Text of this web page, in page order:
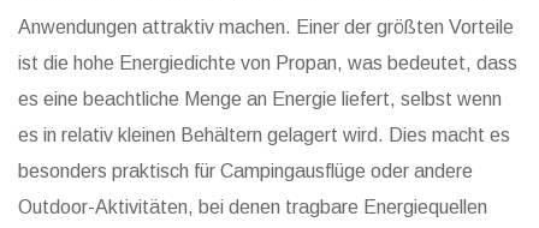
Anwendungen attraktiv machen. Einer der größten Vorteile
ist die hohe Energiedichte von Propan, was bedeutet, dass
es eine beachtliche Menge an Energie liefert, selbst wenn
es in relativ kleinen Behältern gelagert wird. Dies macht es
besonders praktisch für Campingausflüge oder andere
Outdoor-Aktivitäten, bei denen tragbare Energiequellen